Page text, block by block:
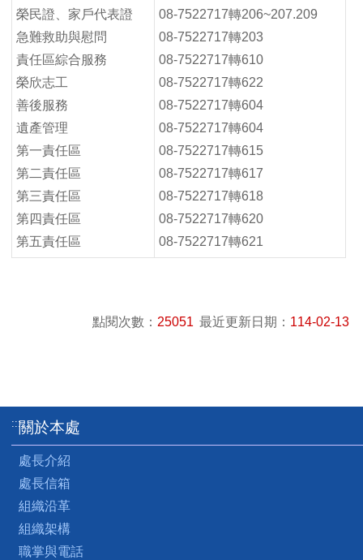
榮民證、家戶代表證
急難救助與慰問
責任區綜合服務
榮欣志工
善後服務
遺產管理
第一責任區
第二責任區
第三責任區
第四責任區
第五責任區
08-7522717轉206~207.209
08-7522717轉203
08-7522717轉610
08-7522717轉622
08-7522717轉604
08-7522717轉604
08-7522717轉615
08-7522717轉617
08-7522717轉618
08-7522717轉620
08-7522717轉621
點閱次數： 25051 最近更新日期： 114-02-13
:::關於本處
處長介紹
處長信箱
組織沿革
組織架構
職掌與電話